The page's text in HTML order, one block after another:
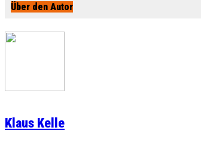
Über den Autor
Klaus Kelle